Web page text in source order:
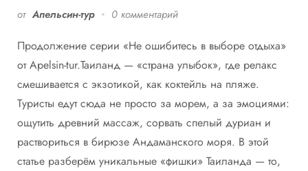
от Апельсин-тур 0 комментарий
Продолжение серии «Не ошибитесь в выборе отдыха»
от Apelsin-tur.Таиланд — «страна улыбок», где релакс
смешивается с экзотикой, как коктейль на пляже.
Туристы едут сюда не просто за морем, а за эмоциями:
ощутить древний массаж, сорвать спелый дуриан и
раствориться в бирюзе Андаманского моря. В этой
статье разберём уникальные «фишки» Таиланда — то,